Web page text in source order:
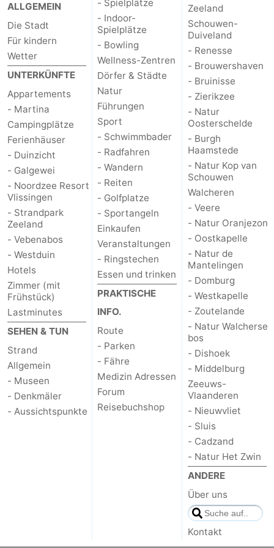
ALLGEMEIN
Die Stadt
Für kindern
Wetter
UNTERKÜNFTE
Appartements
- Martina
Campingplätze
Ferienhäuser
- Duinzicht
- Galgewei
- Noordzee Resort
Vlissingen
- Strandpark
Zeeland
- Vebenabos
- Westduin
Hotels
Zimmer (mit
Frühstück)
Lastminutes
SEHEN & TUN
Strand
Allgemein
- Museen
- Denkmäler
- Aussichtspunkte
- Spielplätze
- Indoor-
Spielplätze
- Bowling
Wellness-Zentren
Dörfer & Städte
Natur
Führungen
Sport
- Schwimmbader
- Radfahren
- Wandern
- Reiten
- Golfplatze
- Sportangeln
Einkaufen
Veranstaltungen
- Ringstechen
Essen und trinken
PRAKTISCHE
INFO.
Route
- Parken
- Fähre
Medizin Adressen
Forum
Reisebuchshop
Zeeland
Schouwen-
Duiveland
- Renesse
- Brouwershaven
- Bruinisse
- Zierikzee
- Natur
Oosterschelde
- Burgh
Haamstede
- Natur Kop van
Schouwen
Walcheren
- Veere
- Natur Oranjezon
- Oostkapelle
- Natur de
Mantelingen
- Domburg
- Westkapelle
- Zoutelande
- Natur Walcherse
bos
- Dishoek
- Middelburg
Zeeuws-
Vlaanderen
- Nieuwvliet
- Sluis
- Cadzand
- Natur Het Zwin
ANDERE
Über uns
Kontakt